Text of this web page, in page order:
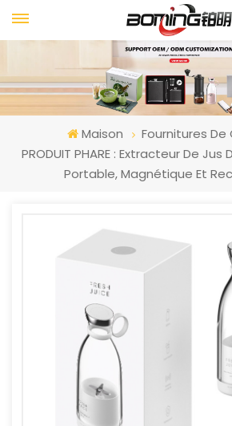
Maison
Fournitures De
PRODUIT PHARE : Extracteur De
Portable, Magnétique Et